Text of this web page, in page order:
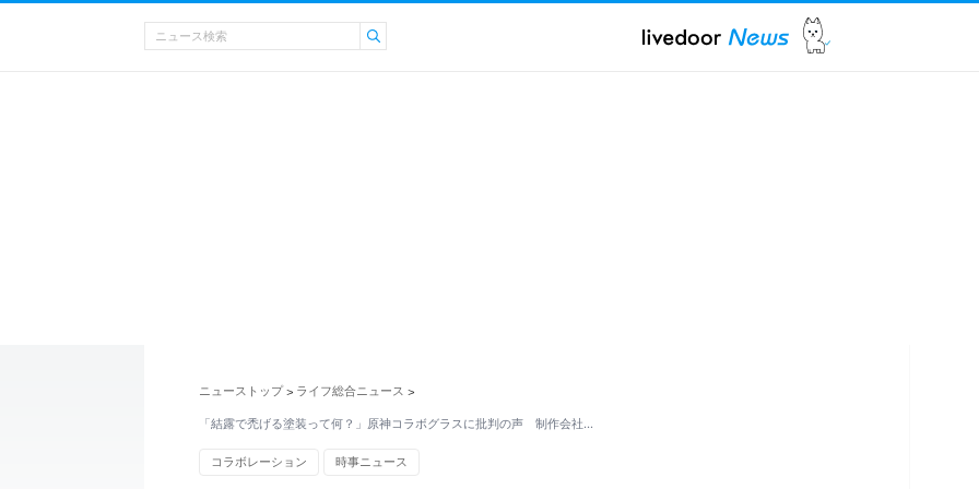
ニューストップ > ライフ総合ニュース >
「結露で禿げる塗装って何？」原神コラボグラスに批判の声 制作会社…
コラボレーション 時事ニュース